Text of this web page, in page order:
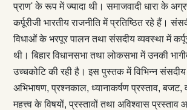
प्राण' के रूप में ज्यादा थी। समाजवादी धारा के
कर्पूरीजी भारतीय राजनीति में प्रतिष्ठित रहे हैं।
विधाओं के भरपूर पालन तथा संसदीय व्यवस्था में
थी। बिहार विधानसभा तथा लोकसभा में उनकी
उच्चकोटि की रही है। इस पुस्तक में विभिन्न
अभिभाषण, प्रश्नकाल, ध्यानाकर्षण प्रस्ताव, बजट,
महत्त्व के विषयों, प्रस्तावों तथा अविश्वास प्रस्ताव